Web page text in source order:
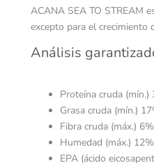
ACANA SEA TO STREAM
excepto para el crecimiento
Análisis
Proteína cruda (mín.)
Grasa cruda (mín.)
Fibra cruda (máx.) 6%
Humedad (máx.) 12%
EPA (ácido